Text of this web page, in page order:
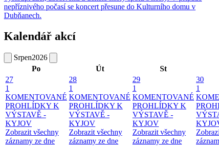
nepříznivého počasí se koncert přesune do Kulturního domu v
Dubňanech.
Kalendář akcí
Srpen2026
Po
Út
St
27
1
KOMENTOVANÉ
PROHLÍDKY K
VÝSTAVĚ -
KYJOV
Zobrazit všechny
záznamy ze dne
28
1
KOMENTOVANÉ
PROHLÍDKY K
VÝSTAVĚ -
KYJOV
Zobrazit všechny
záznamy ze dne
29
1
KOMENTOVANÉ
PROHLÍDKY K
VÝSTAVĚ -
KYJOV
Zobrazit všechny
záznamy ze dne
30
1